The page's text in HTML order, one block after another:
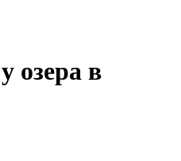
озера в